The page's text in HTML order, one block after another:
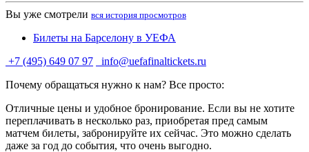
Вы уже смотрели вся история просмотров
Билеты на Барселону в УЕФА
+7 (495) 649 07 97
info@uefafinaltickets.ru
Почему обращаться нужно к нам? Все просто:
Отличные цены и удобное бронирование. Если вы не хотите
переплачивать в несколько раз, приобретая пред самым
матчем билеты, забронируйте их сейчас. Это можно сделать
даже за год до события, что очень выгодно.